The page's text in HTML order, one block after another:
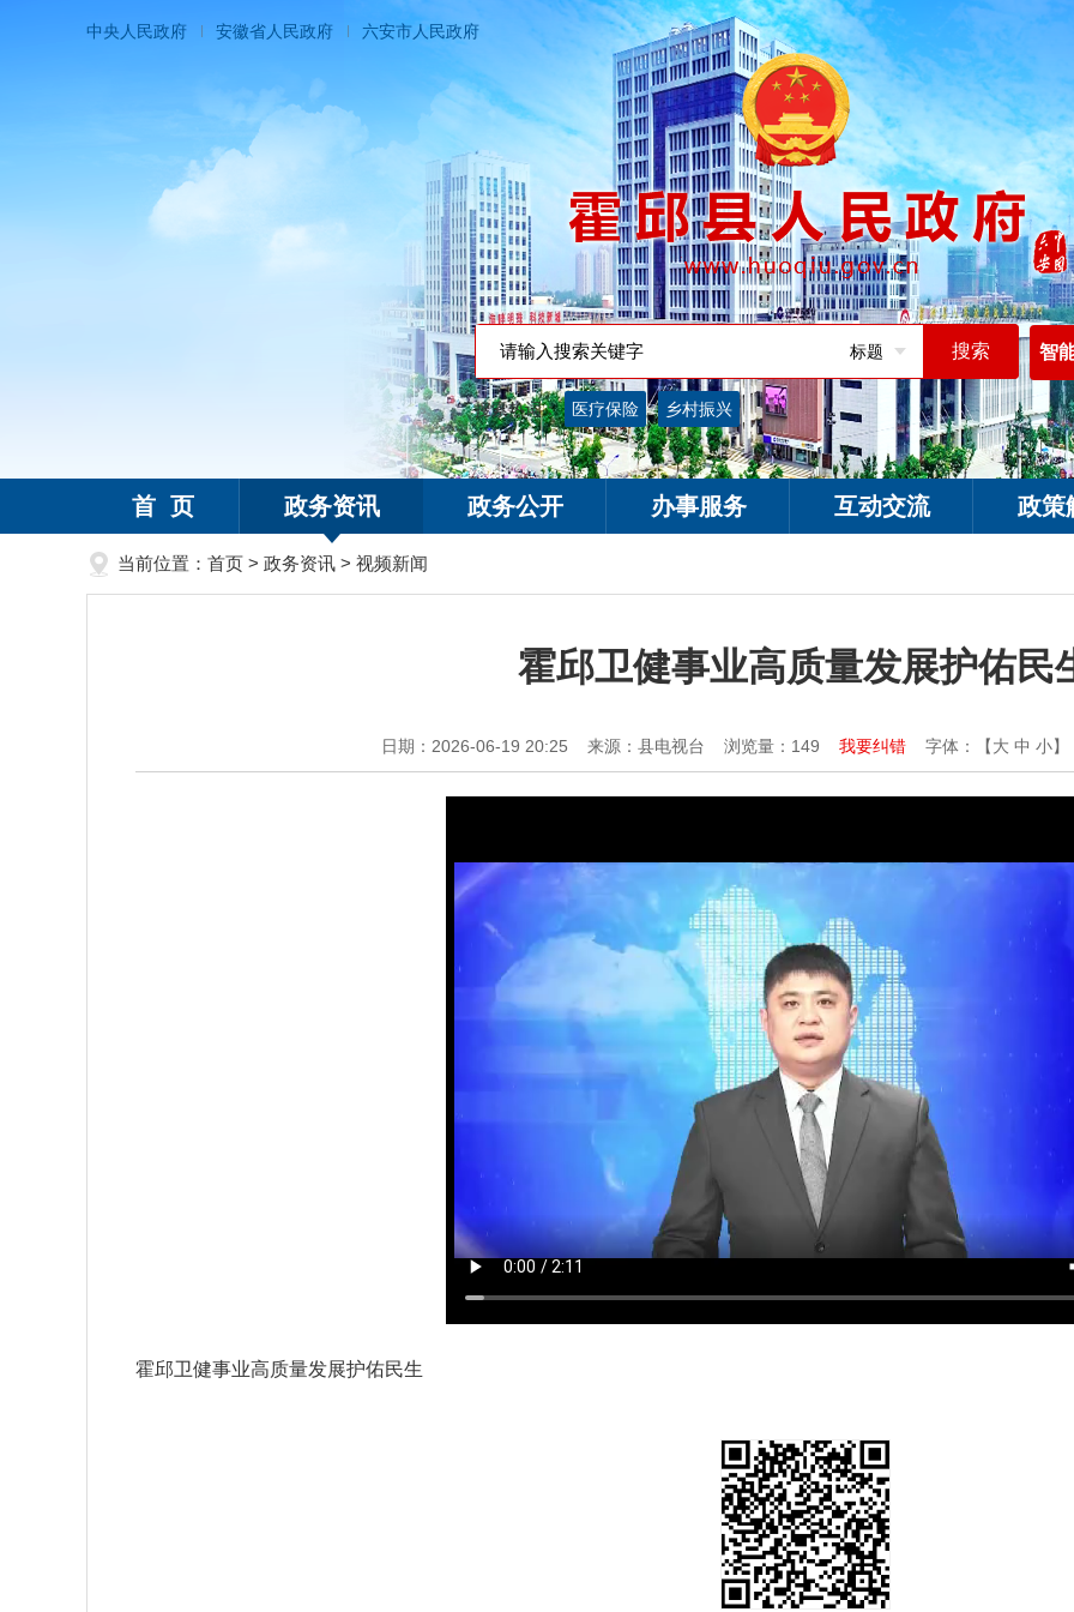
中央人民政府 安徽省人民政府 六安市人民政府
标题 智
搜索热词： 医疗保险 乡村振兴
首 页 政务资讯 政务公开 办事服务 互动交流 政策
当前位置： 首页 > 政务资讯 > 视频新闻
霍邱卫健事业高质量发展护佑民
日期：2026-06-19 20:25 来源：县电视台 浏览量： 149 我要纠错 字体：【大 中 小】
霍邱卫健事业高质量发展护佑民生